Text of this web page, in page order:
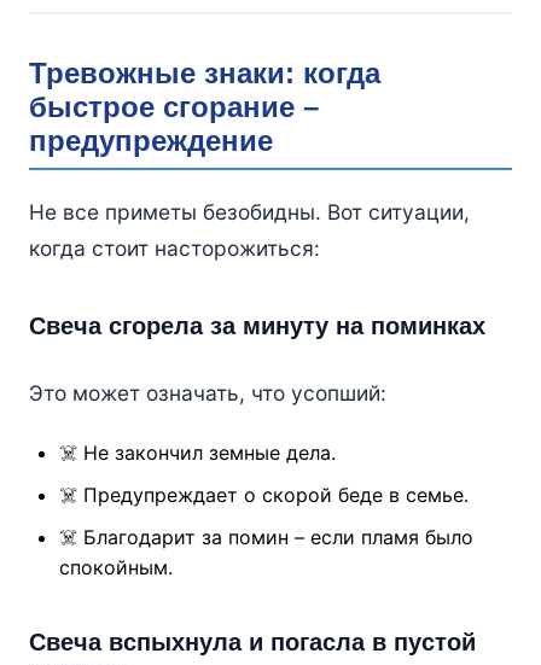
Тревожные знаки: когда
быстрое сгорание –
предупреждение
Не все приметы безобидны. Вот ситуации,
когда стоит насторожиться:
Свеча сгорела за минуту на поминках
Это может означать, что усопший:
☠️ Не закончил земные дела.
☠️ Предупреждает о скорой беде в семье.
☠️ Благодарит за помин – если пламя было
спокойным.
Свеча вспыхнула и погасла в пустой